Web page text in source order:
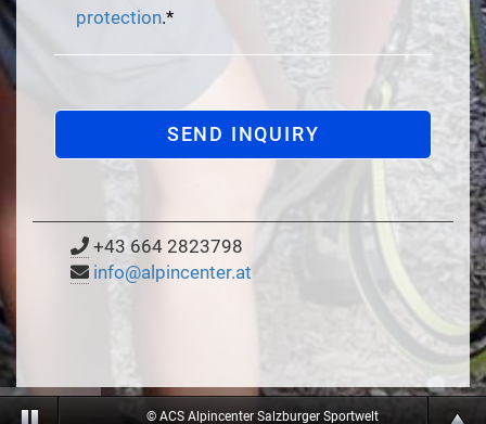
protection.*
+43 664 2823798
info@alpincenter.at
© ACS Alpincenter Salzburger Sportwelt